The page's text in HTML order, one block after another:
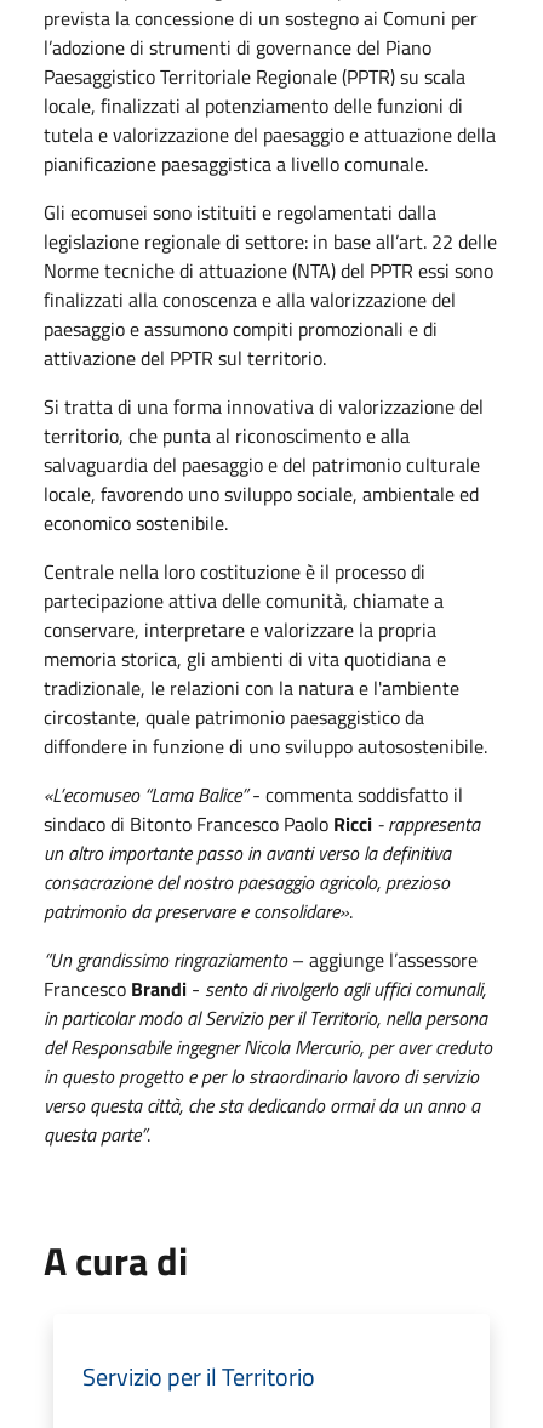
prevista la concessione di un sostegno ai Comuni per
l’adozione di strumenti di governance del Piano
Paesaggistico Territoriale Regionale (PPTR) su scala
locale, finalizzati al potenziamento delle funzioni di
tutela e valorizzazione del paesaggio e attuazione della
pianificazione paesaggistica a livello comunale.
Gli ecomusei sono istituiti e regolamentati dalla
legislazione regionale di settore: in base all’art. 22 delle
Norme tecniche di attuazione (NTA) del PPTR essi sono
finalizzati alla conoscenza e alla valorizzazione del
paesaggio e assumono compiti promozionali e di
attivazione del PPTR sul territorio.
Si tratta di una forma innovativa di valorizzazione del
territorio, che punta al riconoscimento e alla
salvaguardia del paesaggio e del patrimonio culturale
locale, favorendo uno sviluppo sociale, ambientale ed
economico sostenibile.
Centrale nella loro costituzione è il processo di
partecipazione attiva delle comunità, chiamate a
conservare, interpretare e valorizzare la propria
memoria storica, gli ambienti di vita quotidiana e
tradizionale, le relazioni con la natura e l'ambiente
circostante, quale patrimonio paesaggistico da
diffondere in funzione di uno sviluppo autosostenibile.
«L’ecomuseo “Lama Balice”- commenta soddisfatto il
sindaco di Bitonto Francesco Paolo Ricci - rappresenta
un altro importante passo in avanti verso la definitiva
consacrazione del nostro paesaggio agricolo, prezioso
patrimonio da preservare e consolidare».
“Un grandissimo ringraziamento– aggiunge l’assessore
Francesco Brandi - sento di rivolgerlo agli uffici comunali,
in particolar modo al Servizio per il Territorio, nella persona
del Responsabile ingegner Nicola Mercurio, per aver creduto
in questo progetto e per lo straordinario lavoro di servizio
verso questa città, che sta dedicando ormai da un anno a
questa parte”.
A cura di
Servizio per il Territorio